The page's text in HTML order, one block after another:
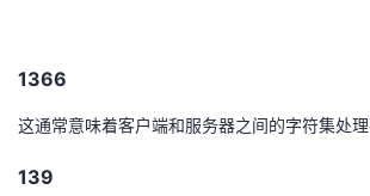
1366
这通常意味着客户端和服务器之间的字符集处理
139